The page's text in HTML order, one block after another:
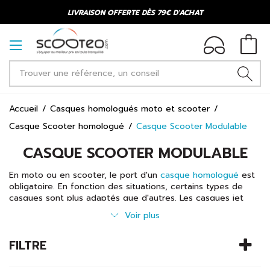
LIVRAISON OFFERTE DÈS 79€ D'ACHAT
Accueil
Casques homologués moto et scooter
Casque Scooter homologué
Casque Scooter Modulable
CASQUE SCOOTER MODULABLE
En moto ou en scooter, le port d'un casque homologué est
obligatoire. En fonction des situations, certains types de
casques sont plus adaptés que d'autres. Les casques jet
conviennent pour les trajets en milieu urbain, car ils se
mettent et se retirent facilement tout en étant peu
longs trajets, le casque intégral s'impose. Celui-ci apporte
davantage de sécurité en protégeant l'ensemble de la tête.
Voir plus
FILTRE